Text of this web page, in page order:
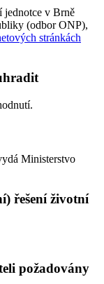
jednotce v Brně
(odbor ONP),
stránkách
Ministerstvo
řešení životní
požadovány